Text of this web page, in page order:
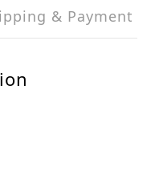
& Payment